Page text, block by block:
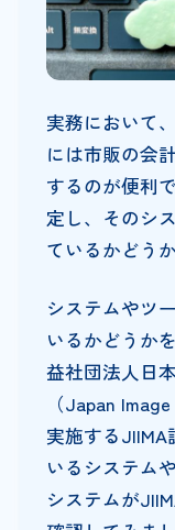
実務において
には市販の会
するのが便利
定し、そのシ
ているかどう
システムやツ
いるかどうか
益社団法人日
（Japan
実施する
いるシステム
システムが